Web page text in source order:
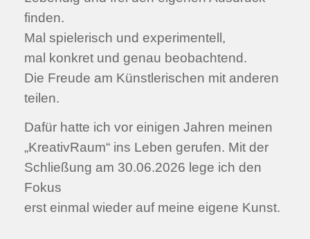
finden.
Mal spielerisch und experimentell,
mal konkret und genau beobachtend.
Die Freude am Künstlerischen mit anderen
teilen.
Dafür hatte ich vor einigen Jahren meinen
„KreativRaum“ ins Leben gerufen. Mit der
Schließung am 30.06.2026 lege ich den
Fokus
erst einmal wieder auf meine eigene Kunst.